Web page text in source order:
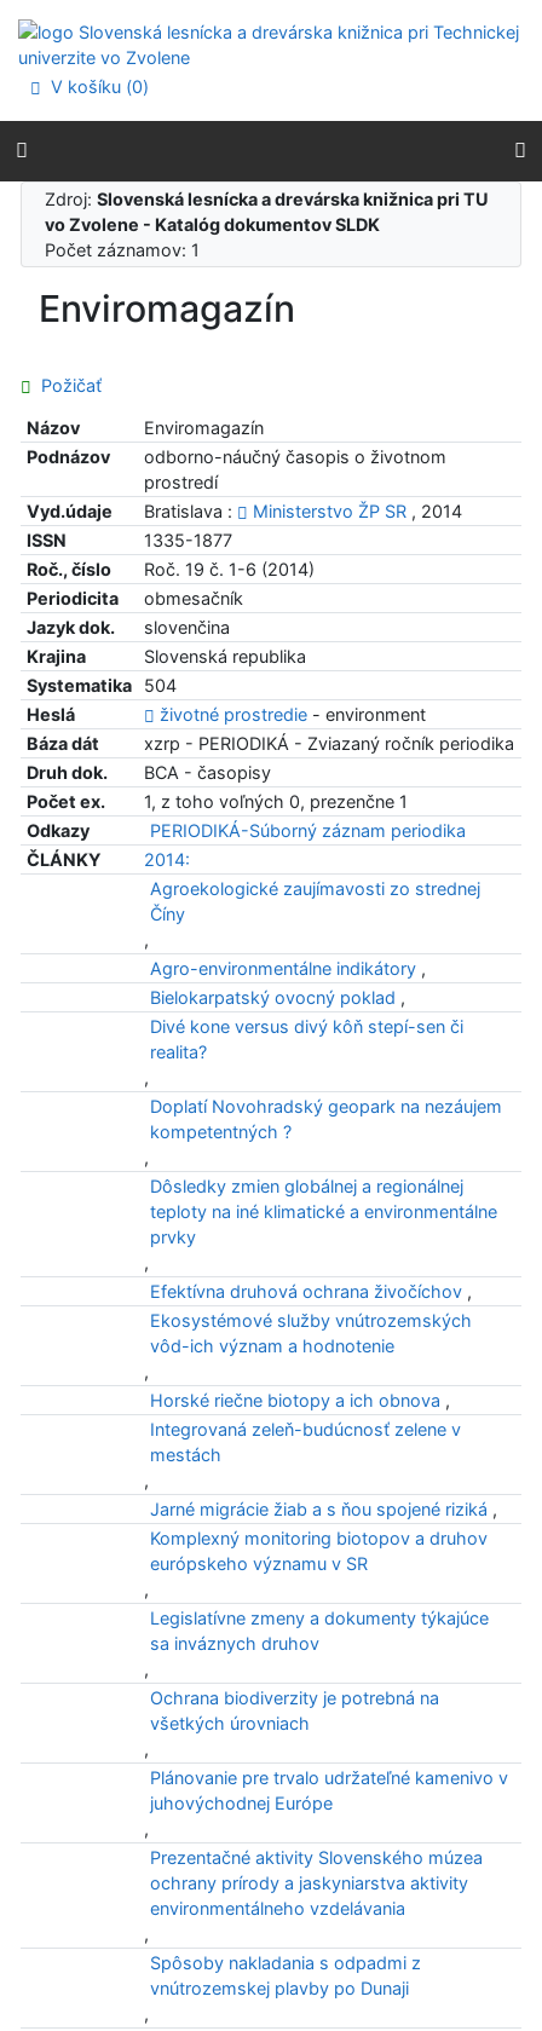
Prejsť na menu
Prehlásenie o webovej prístupnosti
V košíku (0)
Zdroj:Slovenská lesnícka a drevárska knižnica pri TU
vo Zvolene - Katalóg dokumentov SLDK
Počet záznamov: 1
Enviromagazín
Požičať
Názov
Enviromagazín
Podnázov
odborno-náučný časopis o životnom
prostredí
Vyd.údaje
Bratislava : Ministerstvo ŽP SR, 2014
ISSN
1335-1877
Roč., číslo
Roč. 19 č. 1-6 (2014)
Periodicita
obmesačník
Jazyk dok.
slovenčina
Krajina
Slovenská republika
Systematika
504
Heslá
životné prostredie- environment
Báza dát
xzrp - PERIODIKÁ - Zviazaný ročník periodika
Druh dok.
BCA - časopisy
Počet ex.
1, z toho voľných 0, prezenčne 1
Odkazy
PERIODIKÁ-Súborný záznam periodika
ČLÁNKY
2014:
Agroekologické zaujímavosti zo strednej
Číny
,
Agro-environmentálne indikátory ,
Bielokarpatský ovocný poklad ,
Divé kone versus divý kôň stepí-sen či
realita?
,
Doplatí Novohradský geopark na nezáujem
kompetentných ?
,
Dôsledky zmien globálnej a regionálnej
teploty na iné klimatické a environmentálne
prvky
,
Efektívna druhová ochrana živočíchov ,
Ekosystémové služby vnútrozemských
vôd-ich význam a hodnotenie
,
Horské riečne biotopy a ich obnova ,
Integrovaná zeleň-budúcnosť zelene v
mestách
,
Jarné migrácie žiab a s ňou spojené riziká ,
Komplexný monitoring biotopov a druhov
európskeho významu v SR
,
Legislatívne zmeny a dokumenty týkajúce
sa inváznych druhov
,
Ochrana biodiverzity je potrebná na
všetkých úrovniach
,
Plánovanie pre trvalo udržateľné kamenivo v
juhovýchodnej Európe
,
Prezentačné aktivity Slovenského múzea
ochrany prírody a jaskyniarstva aktivity
environmentálneho vzdelávania
,
Spôsoby nakladania s odpadmi z
vnútrozemskej plavby po Dunaji
,